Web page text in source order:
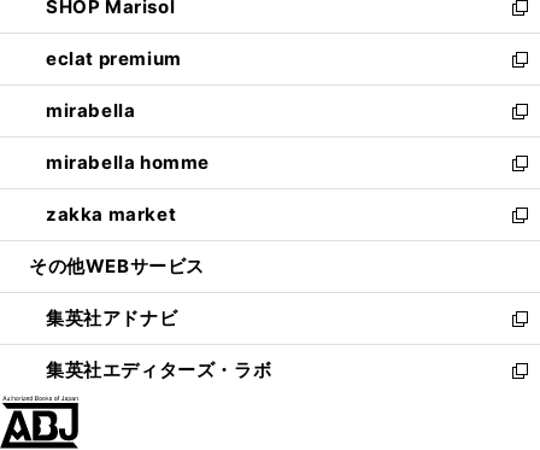
く
で
開
く
ド
ウ
で
開
く
ィ
ン
ド
ウ
で
開
く
い
ウ
ィ
ン
ド
ウ
で
開
く
SHOP Marisol
新
し
い
ウ
ィ
ン
ド
ウ
で
開
eclat premium
新
し
い
ウ
ィ
ン
ド
ウ
開
く
mirabella
新
し
い
ウ
ィ
ン
ウ
で
開
く
mirabella homme
新
し
い
ウ
ン
ド
ウ
で
zakka market
新
し
ウ
ィ
ン
ド
その他WEBサービス
集英社アドナビ
新
し
い
集英社エディターズ・ラボ
新